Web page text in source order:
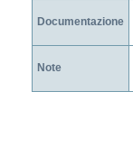
Documentazione
Note